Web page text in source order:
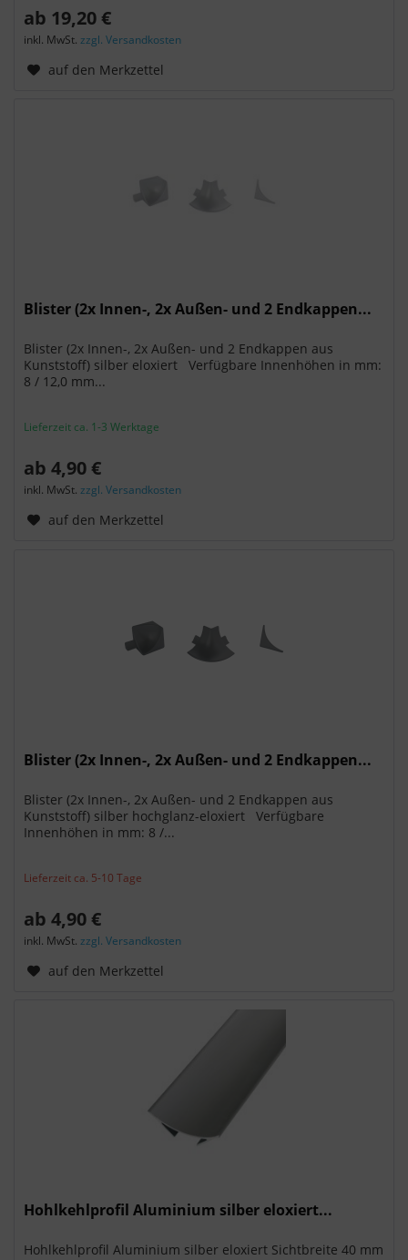
ab 19,20 €
inkl. MwSt.zzgl. Versandkosten
auf den Merkzettel
Blister (2x Innen-, 2x Außen- und 2 Endkappen...
Blister (2x Innen-, 2x Außen- und 2 Endkappen aus
Kunststoff) silber eloxiert Verfügbare Innenhöhen in mm:
8 / 12,0 mm...
Lieferzeit ca. 1-3 Werktage
ab 4,90 €
inkl. MwSt.zzgl. Versandkosten
auf den Merkzettel
Blister (2x Innen-, 2x Außen- und 2 Endkappen...
Blister (2x Innen-, 2x Außen- und 2 Endkappen aus
Kunststoff) silber hochglanz-eloxiert Verfügbare
Innenhöhen in mm: 8 /...
Lieferzeit ca. 5-10 Tage
ab 4,90 €
inkl. MwSt.zzgl. Versandkosten
auf den Merkzettel
Hohlkehlprofil Aluminium silber eloxiert...
Hohlkehlprofil Aluminium silber eloxiert Sichtbreite 40 mm